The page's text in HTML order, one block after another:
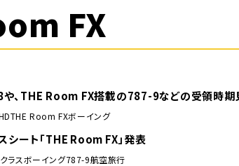
FX
や、THE Room FX搭載の787-9などの受領時期
THE Room FXボーイング
シート「THE Room FX」発表
ラスボーイング787-9航空旅行